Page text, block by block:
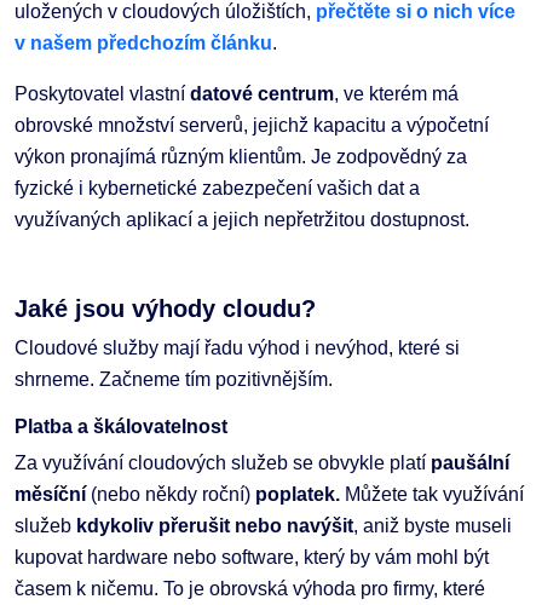
uložených v cloudových úložištích, přečtěte si o nich více
v našem předchozím článku.
Poskytovatel vlastní datové centrum, ve kterém má
obrovské množství serverů, jejichž kapacitu a výpočetní
výkon pronajímá různým klientům. Je zodpovědný za
fyzické i kybernetické zabezpečení vašich dat a
využívaných aplikací a jejich nepřetržitou dostupnost.
Jaké jsou výhody cloudu?
Cloudové služby mají řadu výhod i nevýhod, které si
shrneme. Začneme tím pozitivnějším.
Platba a škálovatelnost
Za využívání cloudových služeb se obvykle platí paušální
měsíční (nebo někdy roční) poplatek. Můžete tak využívání
služeb kdykoliv přerušit nebo navýšit, aniž byste museli
kupovat hardware nebo software, který by vám mohl být
časem k ničemu. To je obrovská výhoda pro firmy, které